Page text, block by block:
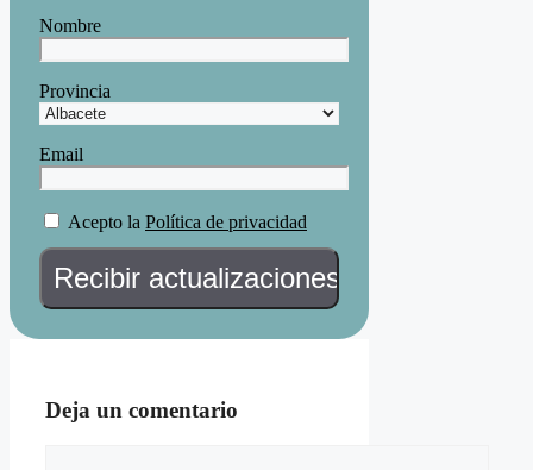
Nombre
Provincia
Email
Acepto la Política de privacidad
Deja un comentario